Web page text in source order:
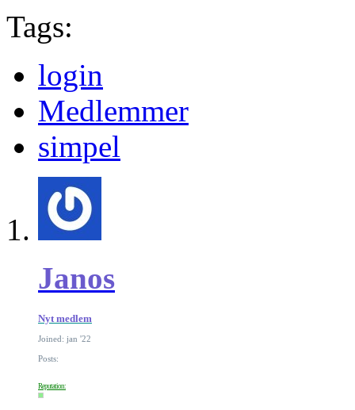
Tags:
login
Medlemmer
simpel
Janos
Nyt medlem
Joined: jan '22
Posts:
Reputation: